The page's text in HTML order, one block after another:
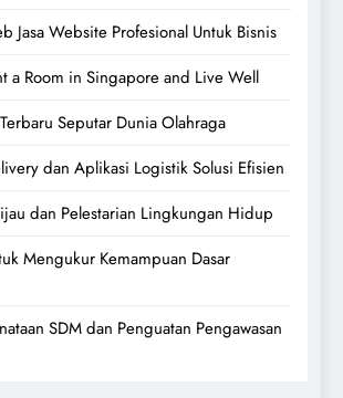
Jasa Website Profesional Untuk Bisnis
a Room in Singapore and Live Well
Seputar Dunia Olahraga
dan Aplikasi Logistik Solusi Efisien
dan Pelestarian Lingkungan Hidup
Mengukur Kemampuan Dasar
SDM dan Penguatan Pengawasan